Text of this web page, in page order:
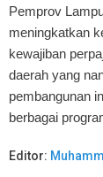
Pemprov
meningkatkan
kewajiban
daerah yang
pembangunan
berbagai
Editor: